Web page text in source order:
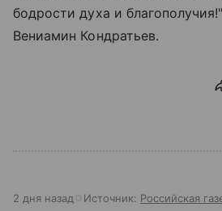
бодрости духа и
Вениамин Кондратьев.
2 дня назад Источник: Российская